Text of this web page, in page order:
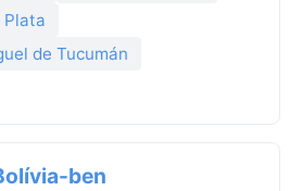
Plata
de Tucumán
ben